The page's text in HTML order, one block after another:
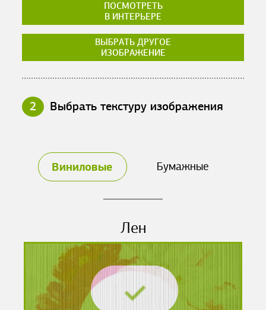
ПОСМОТРЕТЬ
В ИНТЕРЬЕРЕ
ВЫБРАТЬ ДРУГОЕ
ИЗОБРАЖЕНИЕ
2 Выбрать текстуру изображения
Виниловые Бумажные
Лен